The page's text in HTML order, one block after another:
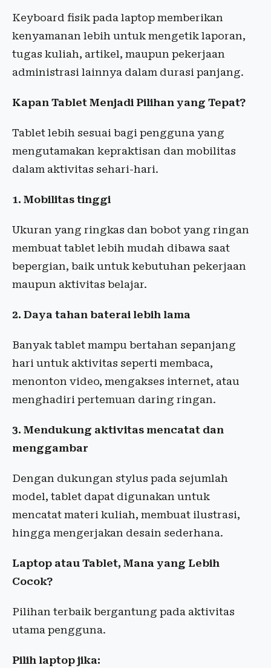
Keyboard fisik pada laptop memberikan
kenyamanan lebih untuk mengetik laporan,
tugas kuliah, artikel, maupun pekerjaan
administrasi lainnya dalam durasi panjang.
Kapan Tablet Menjadi Pilihan yang Tepat?
Tablet lebih sesuai bagi pengguna yang
mengutamakan kepraktisan dan mobilitas
dalam aktivitas sehari-hari.
1. Mobilitas tinggi
Ukuran yang ringkas dan bobot yang ringan
membuat tablet lebih mudah dibawa saat
bepergian, baik untuk kebutuhan pekerjaan
maupun aktivitas belajar.
2. Daya tahan baterai lebih lama
Banyak tablet mampu bertahan sepanjang
hari untuk aktivitas seperti membaca,
menonton video, mengakses internet, atau
menghadiri pertemuan daring ringan.
3. Mendukung aktivitas mencatat dan
menggambar
Dengan dukungan stylus pada sejumlah
model, tablet dapat digunakan untuk
mencatat materi kuliah, membuat ilustrasi,
hingga mengerjakan desain sederhana.
Laptop atau Tablet, Mana yang Lebih
Cocok?
Pilihan terbaik bergantung pada aktivitas
utama pengguna.
Pilih laptop jika: